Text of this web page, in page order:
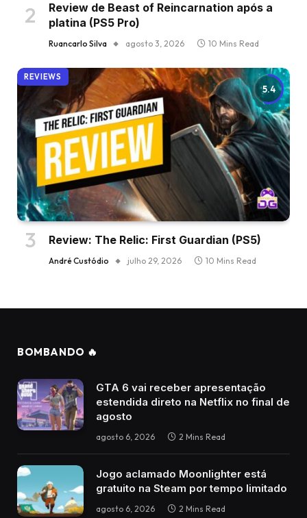
Review de Beast of Reincarnation após a
platina (PS5 Pro)
Ruancarlo Silva agosto 3, 2026 10 Mins Read
5.4
REVIEWS
Review: The Relic: First Guardian (PS5)
André Custódio julho 29, 2026 10 Mins Read
BOMBANDO 🔥
GTA 6 vai receber apresentação
estendida direto na Netflix no final de
agosto
agosto 6, 2026 2 Mins Read
Jogo aclamado Moonlighter está
gratuito na Steam por tempo limitado
agosto 6, 2026 2 Mins Read